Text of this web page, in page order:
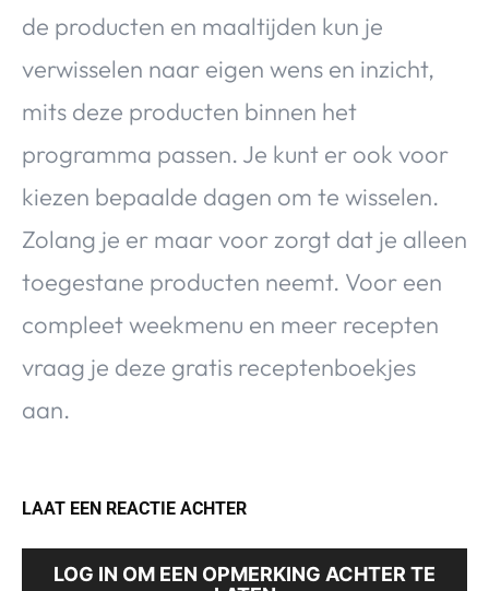
de producten en maaltijden kun je
verwisselen naar eigen wens en inzicht,
mits deze producten binnen het
programma passen. Je kunt er ook voor
kiezen bepaalde dagen om te wisselen.
Zolang je er maar voor zorgt dat je alleen
toegestane producten neemt. Voor een
compleet weekmenu en meer recepten
vraag je deze gratis receptenboekjes
aan.
LAAT EEN REACTIE ACHTER
LOG IN OM EEN OPMERKING ACHTER TE